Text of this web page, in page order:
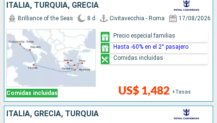
ITALIA, TURQUÍA, GRECIA
Comidas incluidas
Brilliance of the Seas 8 d Civitavecchia - Roma 17/08/2026
US$ 1,482 +Tasas
Precio especial familias
Hasta -60% en el 2° pasajero
Comidas incluidas
ITALIA, GRECIA, TURQUÍA